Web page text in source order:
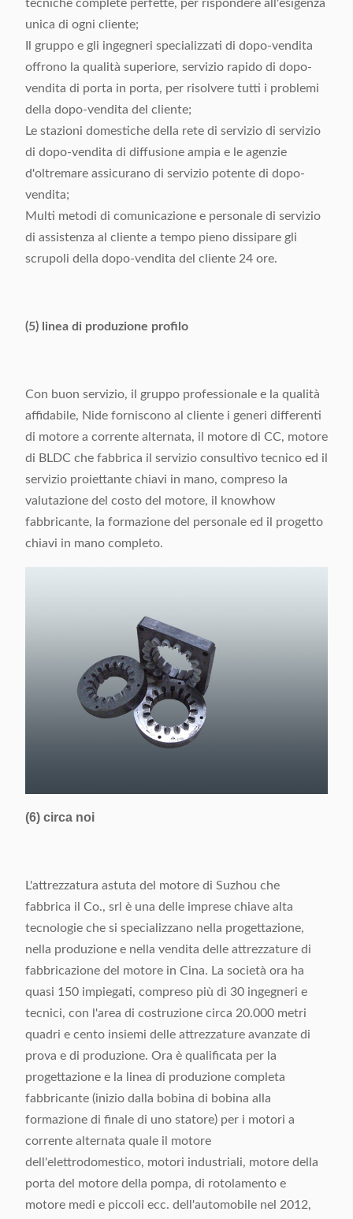
tecniche complete perfette, per rispondere all'esigenza
unica di ogni cliente;
Il gruppo e gli ingegneri specializzati di dopo-vendita
offrono la qualità superiore, servizio rapido di dopo-
vendita di porta in porta, per risolvere tutti i problemi
della dopo-vendita del cliente;
Le stazioni domestiche della rete di servizio di servizio
di dopo-vendita di diffusione ampia e le agenzie
d'oltremare assicurano di servizio potente di dopo-
vendita;
Multi metodi di comunicazione e personale di servizio
di assistenza al cliente a tempo pieno dissipare gli
scrupoli della dopo-vendita del cliente 24 ore.
(5) linea di produzione profilo
Con buon servizio, il gruppo professionale e la qualità
affidabile, Nide forniscono al cliente i generi differenti
di motore a corrente alternata, il motore di CC, motore
di BLDC che fabbrica il servizio consultivo tecnico ed il
servizio proiettante chiavi in mano, compreso la
valutazione del costo del motore, il knowhow
fabbricante, la formazione del personale ed il progetto
chiavi in mano completo.
(6) circa noi
L'attrezzatura astuta del motore di Suzhou che
fabbrica il Co., srl è una delle imprese chiave alta
tecnologie che si specializzano nella progettazione,
nella produzione e nella vendita delle attrezzature di
fabbricazione del motore in Cina. La società ora ha
quasi 150 impiegati, compreso più di 30 ingegneri e
tecnici, con l'area di costruzione circa 20.000 metri
quadri e cento insiemi delle attrezzature avanzate di
prova e di produzione. Ora è qualificata per la
progettazione e la linea di produzione completa
fabbricante (inizio dalla bobina di bobina alla
formazione di finale di uno statore) per i motori a
corrente alternata quale il motore
dell'elettrodomestico, motori industriali, motore della
porta del motore della pompa, di rotolamento e
motore medi e piccoli ecc. dell'automobile nel 2012,